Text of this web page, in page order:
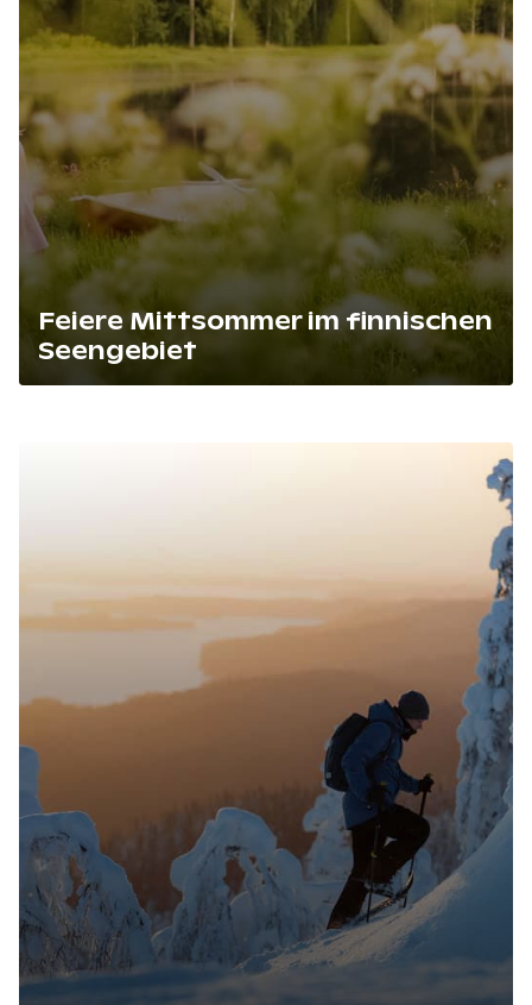
Feiere Mittsommer im finnischen
Seengebiet